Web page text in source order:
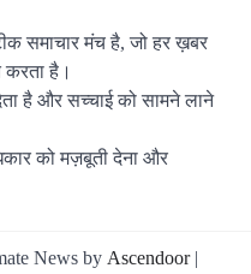
समाचार मंच है, जो हर ख़बर
करता है।
है और सच्चाई को सामने लाने
को मज़बूती देना और
News by Ascendoor|